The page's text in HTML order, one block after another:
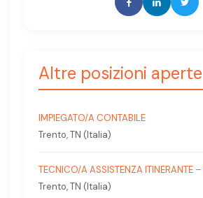
Altre posizioni aperte
IMPIEGATO/A CONTABILE
Trento, TN (Italia)
TECNICO/A ASSISTENZA ITINERANTE –
Trento, TN (Italia)